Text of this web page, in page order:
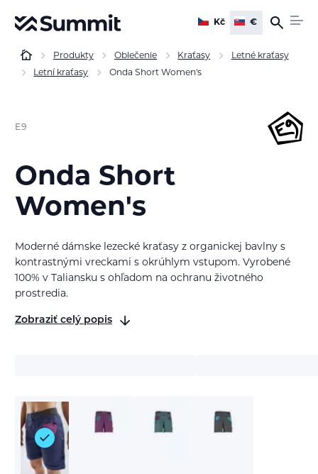
Kč €
Produkty Oblečenie Kraťasy
Letné kraťasy
Letní kraťasy
Onda Short Women's
E9
Onda Short
Women's
Moderné dámske lezecké kraťasy z organickej bavlny s
kontrastnými vreckami s okrúhlym vstupom. Vyrobené
100% v Taliansku s ohľadom na ochranu životného
prostredia.
Zobraziť celý popis